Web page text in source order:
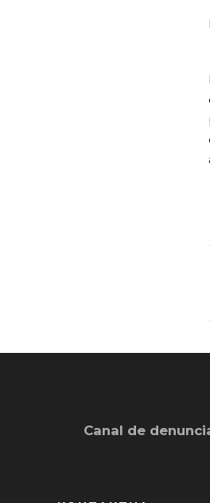
Canal de